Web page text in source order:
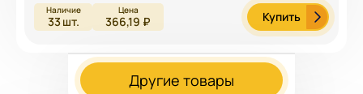
33шт. 366,19 ₽ Купить
Другие товары